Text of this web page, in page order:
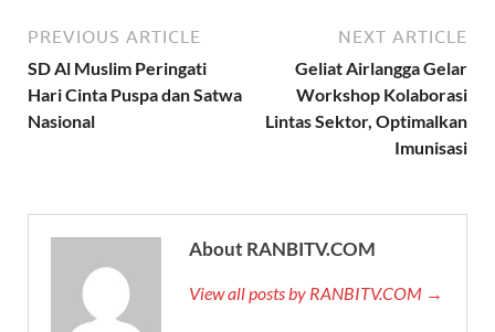
PREVIOUS ARTICLE
SD Al Muslim Peringati
Hari Cinta Puspa dan Satwa
Nasional
NEXT ARTICLE
Geliat Airlangga Gelar
Workshop Kolaborasi
Lintas Sektor, Optimalkan
Imunisasi
About RANBITV.COM
View all posts by RANBITV.COM →